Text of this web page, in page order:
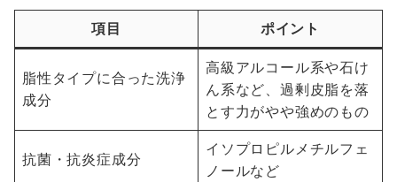
項目 ポイント
脂性タイプに合った洗浄
成分
高級アルコール系や石け
ん系など、過剰皮脂を落
とす力がやや強めのもの
抗菌・抗炎症成分
イソプロピルメチルフェ
ノールなど